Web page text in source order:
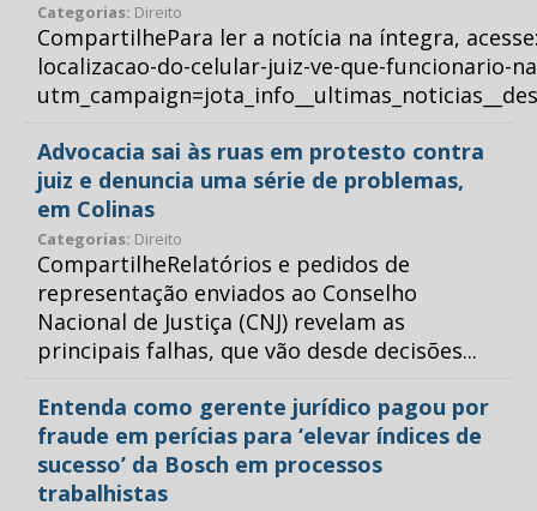
Categorias: Direito
CompartilhePara ler a notícia na íntegra,
localizacao-do-celular-juiz-ve-que-funcionario-
Advocacia sai às ruas em protesto contra
juiz e denuncia uma série de problemas,
em Colinas
Categorias: Direito
CompartilheRelatórios e pedidos de
representação enviados ao Conselho
Nacional de Justiça (CNJ) revelam as
principais falhas, que vão desde decisões...
Entenda como gerente jurídico pagou por
fraude em perícias para ‘elevar índices de
sucesso’ da Bosch em processos
trabalhistas